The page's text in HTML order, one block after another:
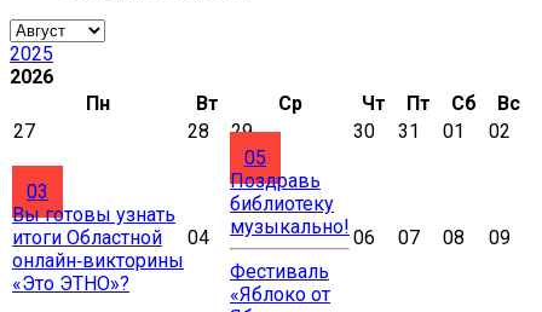
2025
2026
Пн
Вт Ср Чт Пт Сб
Вс
27
28 29 30 31 01 02
03
Вы готовы узнать
итоги Областной
онлайн‑викторины
«Это ЭТНО»?
04
05
Поздравь
библиотеку
музыкально!
Фестиваль
«Яблоко от
06 07 08 09